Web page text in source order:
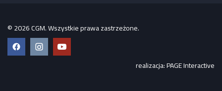
© 2026 CGM. Wszystkie prawa zastrzeżone.
FacebookInstagramYouTube
realizacja:PAGE Interactive